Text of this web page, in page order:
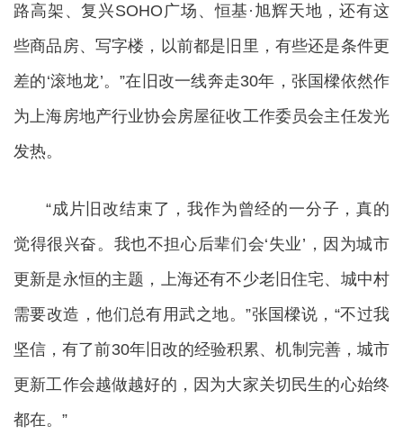
路高架、复兴SOHO广场、恒基·旭辉天地，还有这
些商品房、写字楼，以前都是旧里，有些还是条件更
差的‘滚地龙’。”在旧改一线奔走30年，张国樑依然作
为上海房地产行业协会房屋征收工作委员会主任发光
发热。
“成片旧改结束了，我作为曾经的一分子，真的
觉得很兴奋。我也不担心后辈们会‘失业’，因为城市
更新是永恒的主题，上海还有不少老旧住宅、城中村
需要改造，他们总有用武之地。”张国樑说，“不过我
坚信，有了前30年旧改的经验积累、机制完善，城市
更新工作会越做越好的，因为大家关切民生的心始终
都在。”